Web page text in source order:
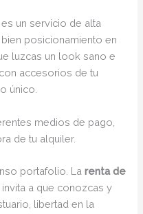
es un servicio de alta
posicionamiento en
luzcas un look sano e
accesorios de tu
único.
medios de pago,
de tu alquiler.
portafolio. Larenta de
invita a que conozcas y
libertad en la